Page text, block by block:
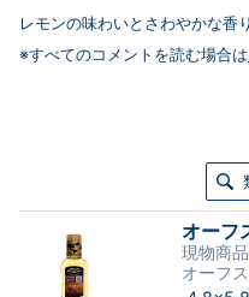
レモンの味わいとさわやかな香
※すべてのコメントを読む場合は
オーフ
現物商
オーフス